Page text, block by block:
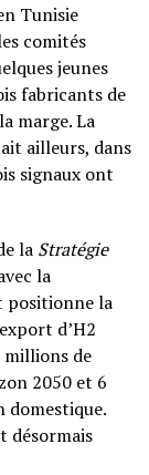
Tunisie
comités
jeunes
fabricants de
marge. La
ailleurs, dans
signaux ont
la Stratégie
la
positionne la
d’H2
millions de
2050 et 6
domestique.
désormais